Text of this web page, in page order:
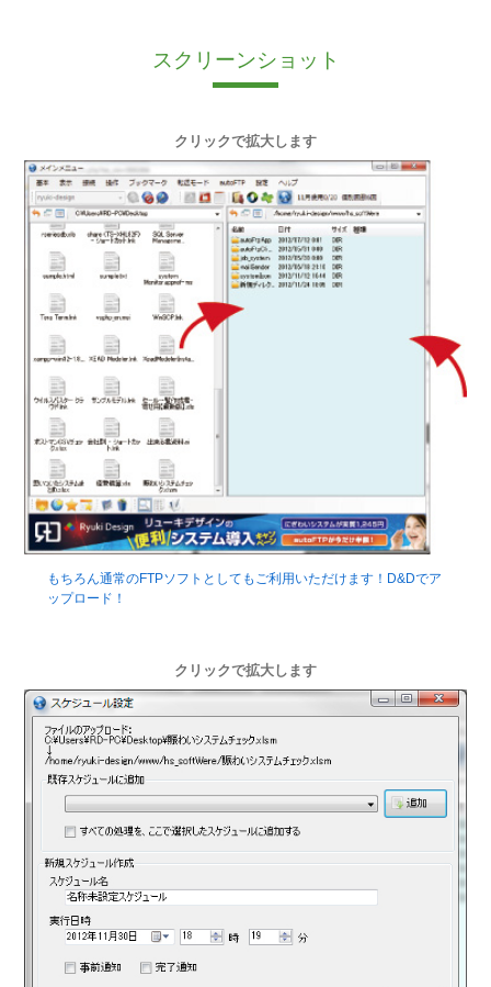
スクリーンショット
クリックで拡大します
もちろん通常のFTPソフトとしてもご利用いただけます！D&Dでア
ップロード！
クリックで拡大します